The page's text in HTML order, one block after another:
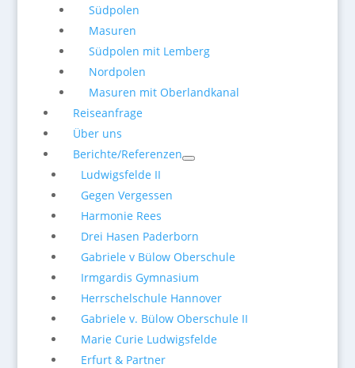
Südpolen
Masuren
Südpolen mit Lemberg
Nordpolen
Masuren mit Oberlandkanal
Reiseanfrage
Über uns
Berichte/Referenzen
Ludwigsfelde II
Gegen Vergessen
Harmonie Rees
Drei Hasen Paderborn
Gabriele v Bülow Oberschule
Irmgardis Gymnasium
Herrschelschule Hannover
Gabriele v. Bülow Oberschule II
Marie Curie Ludwigsfelde
Erfurt & Partner